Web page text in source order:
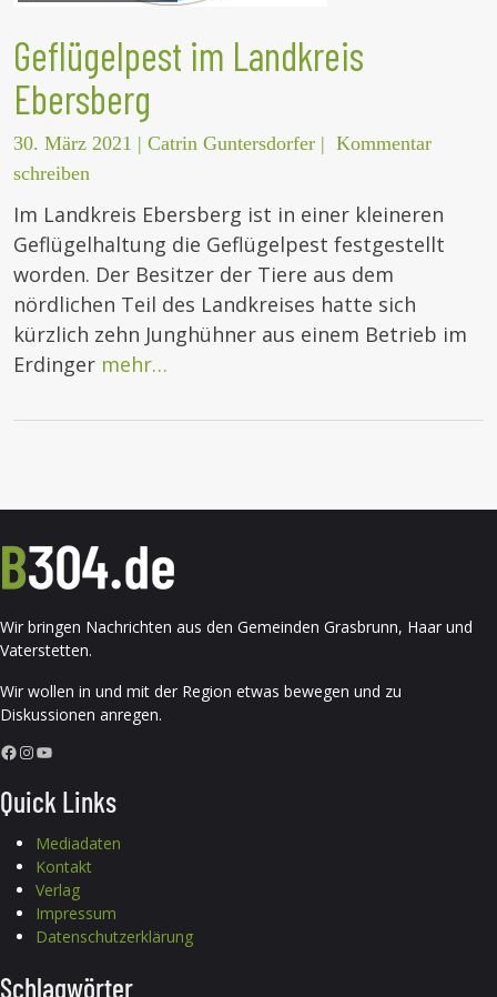
Geflügelpest im Landkreis
Ebersberg
30. März 2021 | Catrin Guntersdorfer | Kommentar
schreiben
Im Landkreis Ebersberg ist in einer kleineren
Geflügelhaltung die Geflügelpest festgestellt
worden. Der Besitzer der Tiere aus dem
nördlichen Teil des Landkreises hatte sich
kürzlich zehn Junghühner aus einem Betrieb im
Erdinger mehr…
Wir bringen Nachrichten aus den Gemeinden Grasbrunn, Haar und
Vaterstetten.
Wir wollen in und mit der Region etwas bewegen und zu
Diskussionen anregen.
Facebook InstagramYouTube
Quick Links
Mediadaten
Kontakt
Verlag
Impressum
Datenschutzerklärung
Schlagwörter